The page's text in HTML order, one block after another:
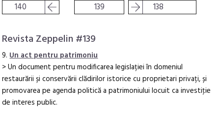
140 139 138
Revista Zeppelin #139
9.Un act pentru patrimoniu
> Un document pentru modificarea legislației în domeniul
restaurării și conservării clădirilor istorice cu proprietari privați, și
promovarea pe agenda politică a patrimoniului locuit ca investiţie
de interes public.